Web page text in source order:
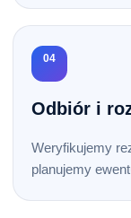
04
Odbiór i
Weryfikujemy
planujemy